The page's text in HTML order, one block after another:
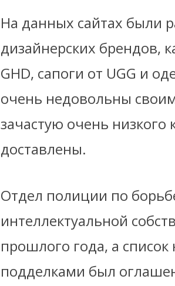
На данных сайтах были
дизайнерских брендов,
GHD, сапоги от UGG и
очень недовольны
зачастую очень низкого
доставлены.
Отдел полиции по
интеллектуальной
прошлого года, а
подделками был